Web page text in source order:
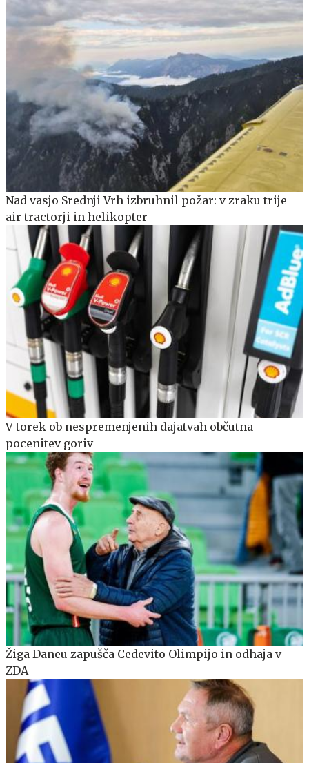
Nad vasjo Srednji Vrh izbruhnil požar: v zraku trije
air tractorji in helikopter
V torek ob nespremenjenih dajatvah občutna
pocenitev goriv
Žiga Daneu zapušča Cedevito Olimpijo in odhaja v
ZDA